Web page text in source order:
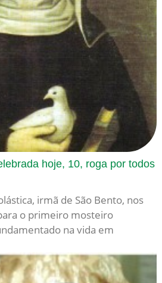
hoje, 10, roga por todos
irmã de São Bento, nos
o primeiro mosteiro
na vida em